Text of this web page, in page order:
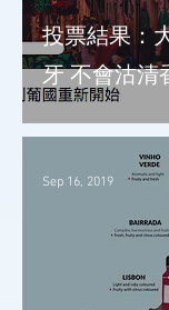
投票結果：
牙 不會沽
Sep 16, 2019